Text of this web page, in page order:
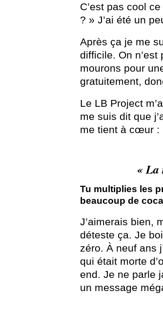
C’est pas cool
? » J’ai été un
Après ça je me
difficile. On n’est
mourons pour
gratuitement,
Le LB Project
me suis dit que
me tient à cœur :
« La
Tu multiplies les
beaucoup de
J’aimerais bien,
déteste ça. Je
zéro. À neuf ans
qui était morte
end. Je ne parle
un message